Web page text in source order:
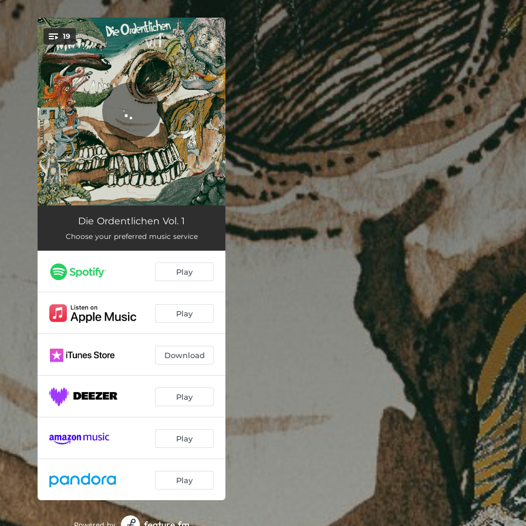
You're all set!
19
Ordnung (Intro)
Ghosterbahn 02:17
Elbsegler 01:54
Gute Frage
Entschuldigensiegung 00:49
Spinnin' Round 02:18
Hyperloop 02:09
01:57
04:07
Avoid The Rabbit Hole 02:37
Linas Theorie Der Konsequenz 01:42
Geschichten Aus Aller Welt (Skit) 00:19
Die Ordentlichen Vol. 1
Choose your preferred music service
Play
Play
Download
Play
Play
Play